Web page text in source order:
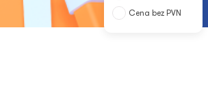
Cena bez PVN